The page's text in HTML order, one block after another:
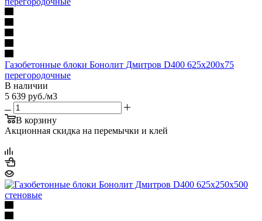
Газобетонные блоки Бонолит Дмитров D400 625х200х75
перегородочные
В наличии
5 639 руб./м3
В корзину
Акционная скидка на перемычки и клей